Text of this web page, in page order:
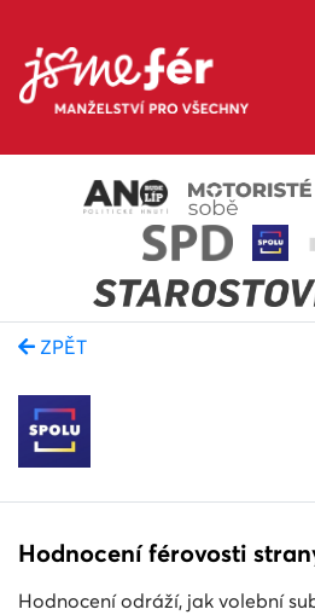
ZPĚT
Hodnocení férovosti
Hodnocení odráží, jak volební